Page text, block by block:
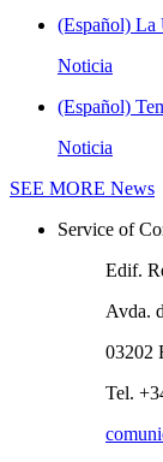
(Español) La
Noticia
(Español)
Noticia
SEE MORE News
Service of
Edif.
Avda.
03202
Tel.